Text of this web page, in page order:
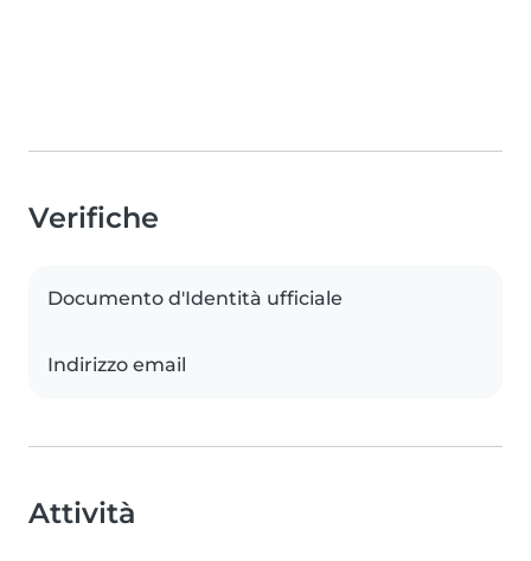
Verifiche
Documento d'Identità ufficiale
Indirizzo email
Attività